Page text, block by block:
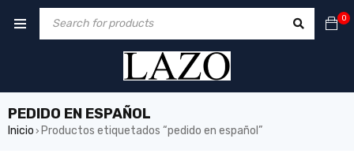
0
PEDIDO EN ESPAÑOL
Inicio › Productos etiquetados “pedido en español”